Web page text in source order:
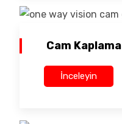
Cam Kaplama
İnceleyin